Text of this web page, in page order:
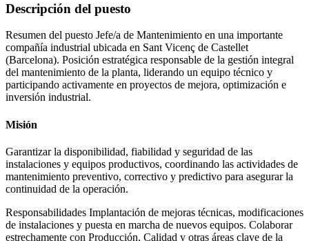
Descripción del puesto
Resumen del puesto Jefe/a de Mantenimiento en una importante
compañía industrial ubicada en Sant Vicenç de Castellet
(Barcelona). Posición estratégica responsable de la gestión integral
del mantenimiento de la planta, liderando un equipo técnico y
participando activamente en proyectos de mejora, optimización e
inversión industrial.
Misión
Garantizar la disponibilidad, fiabilidad y seguridad de las
instalaciones y equipos productivos, coordinando las actividades de
mantenimiento preventivo, correctivo y predictivo para asegurar la
continuidad de la operación.
Responsabilidades Implantación de mejoras técnicas, modificaciones
de instalaciones y puesta en marcha de nuevos equipos. Colaborar
estrechamente con Producción, Calidad y otras áreas clave de la